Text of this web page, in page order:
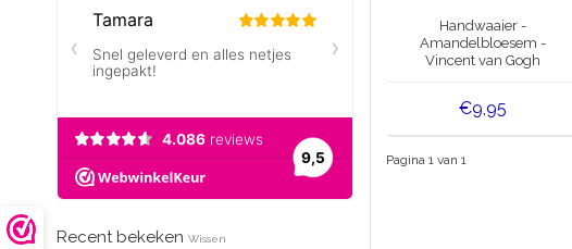
Recent bekeken Wissen
Handwaaier -
Amandelbloesem -
Vincent van Gogh
€9,95
Pagina 1 van 1